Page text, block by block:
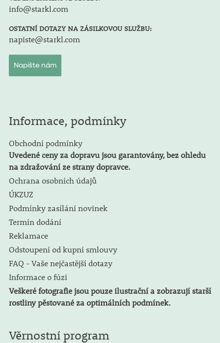
info@starkl.com
OSTATNÍ DOTAZY NA ZÁSILKOVOU SLUŽBU:
napiste@starkl.com
Napište nám
Informace, podmínky
Obchodní podmínky
Uvedené ceny za dopravu jsou garantovány, bez ohledu
na zdražování ze strany dopravce.
Ochrana osobních údajů
ÚKZUZ
Podmínky zasílání novinek
Termín dodání
Reklamace
Odstoupení od kupní smlouvy
FAQ - Vaše nejčastější dotazy
Informace o fúzi
Veškeré fotografie jsou pouze ilustrační a zobrazují starší
rostliny pěstované za optimálních podmínek.
Věrnostní program